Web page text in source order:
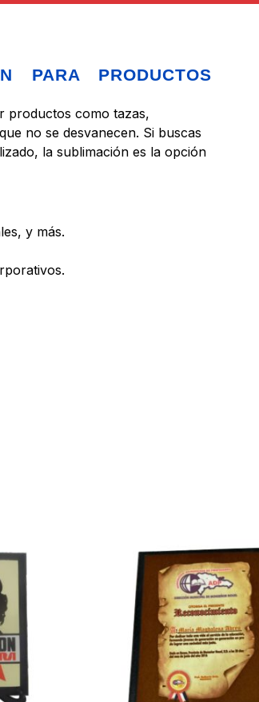
PARA PRODUCTOS
productos como tazas,
no se desvanecen. Si buscas
la sublimación es la opción
y más.